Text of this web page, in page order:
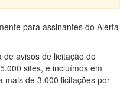
para assinantes do Alerta
avisos de licitação do
sites, e incluímos em
mais de 3.000 licitações por